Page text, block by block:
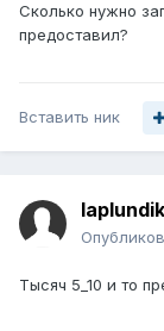
Сколько нужно
предоставил?
Вставить ник
laplundik
Тысяч 5_10 и то